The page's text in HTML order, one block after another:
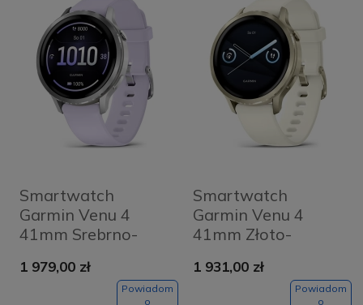
Smartwatch
Garmin Venu 4
41mm Srebrno-
Periwinkle
1 979,00 zł
Powiadom
o
Smartwatch
Garmin Venu 4
41mm Złoto-
Gold-Bone
1 931,00 zł
Powiadom
o